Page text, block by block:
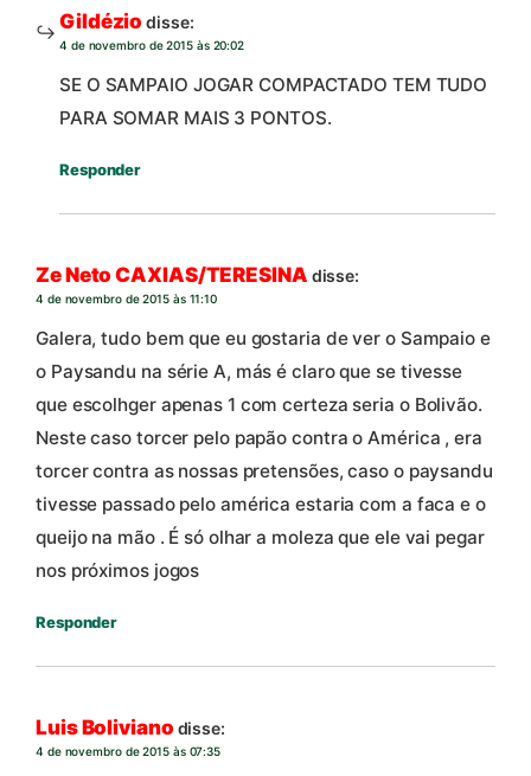
Gildézio disse:
4 de novembro de 2015 às 20:02
SE O SAMPAIO JOGAR COMPACTADO TEM TUDO
PARA SOMAR MAIS 3 PONTOS.
Responder
Ze Neto CAXIAS/TERESINA disse:
4 de novembro de 2015 às 11:10
Galera, tudo bem que eu gostaria de ver o Sampaio e
o Paysandu na série A, más é claro que se tivesse
que escolhger apenas 1 com certeza seria o Bolivão.
Neste caso torcer pelo papão contra o América , era
torcer contra as nossas pretensões, caso o paysandu
tivesse passado pelo américa estaria com a faca e o
queijo na mão . É só olhar a moleza que ele vai pegar
nos próximos jogos
Responder
Luis Boliviano disse:
4 de novembro de 2015 às 07:35